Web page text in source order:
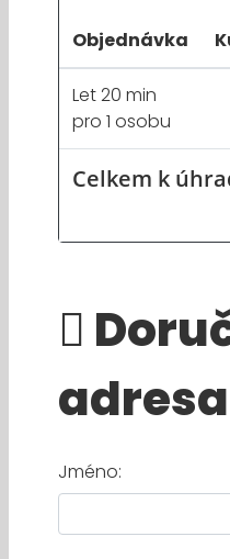
Objednávka
Let 20 min
pro 1 osobu
Celkem k
adresa
Jméno: